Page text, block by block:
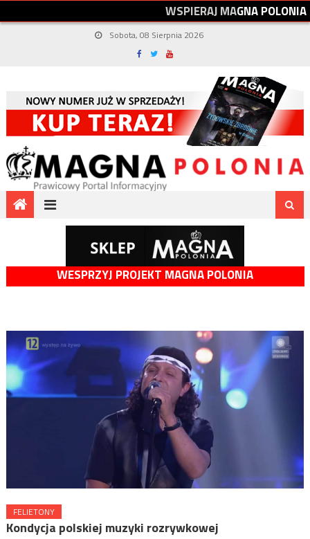
WSPIERAJMAGNAPOLONIA
Sobota, 08 Sierpnia 2026
WESPRZYJ PROJEKT MAGNA POLONIA
FELIETONY
Kondycja polskiej muzyki rozrywkowej